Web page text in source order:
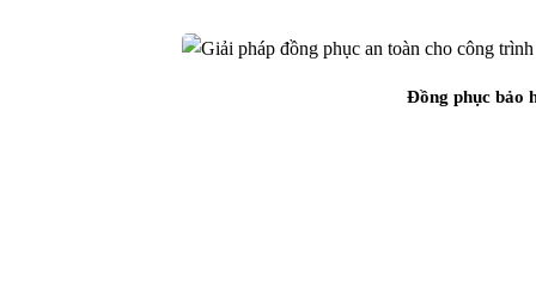
doanh nghiệp có thể tham khảo
đồng
Đồng phục bảo